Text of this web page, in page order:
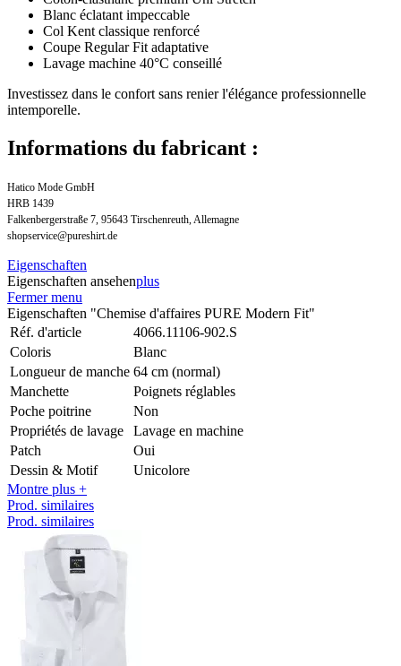
Blanc éclatant impeccable
Col Kent classique renforcé
Coupe Regular Fit adaptative
Lavage machine 40°C conseillé
Investissez dans le confort sans renier l'élégance professionnelle
intemporelle.
Informations du fabricant :
Hatico Mode GmbH
HRB 1439
Falkenbergerstraße 7, 95643 Tirschenreuth, Allemagne
shopservice@pureshirt.de
Eigenschaften
Eigenschaften ansehenplus
Fermer menu
Eigenschaften "Chemise d'affaires PURE Modern Fit"
Réf. d'article
4066.11106-902.S
Coloris
Blanc
Longueur de manche 64 cm (normal)
Manchette
Poignets réglables
Poche poitrine
Non
Propriétés de lavage
Lavage en machine
Patch
Oui
Dessin & Motif
Unicolore
Montre plus +
Prod. similaires
Prod. similaires